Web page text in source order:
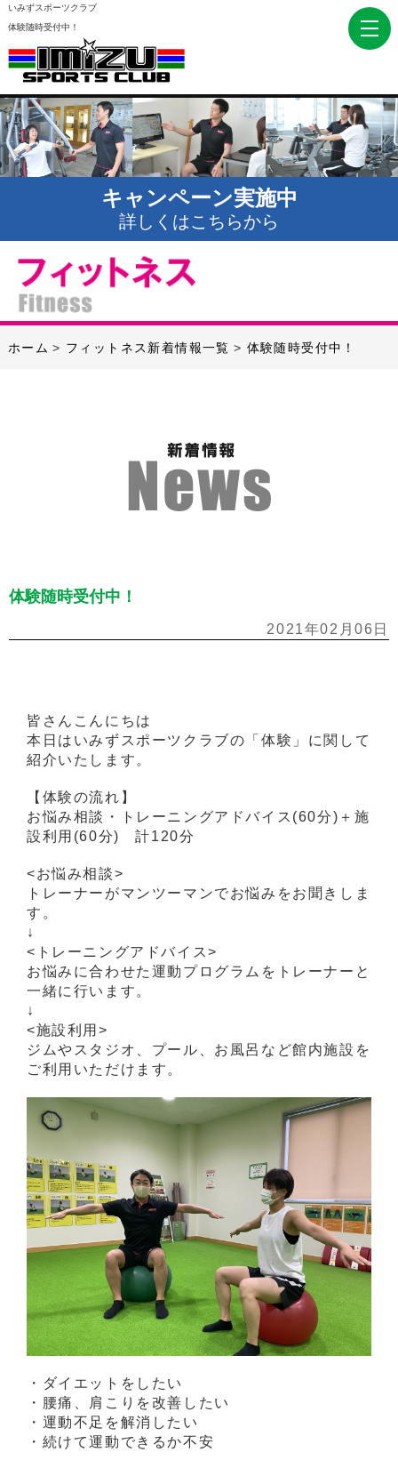
いみずスポーツクラブ
体験随時受付中！
キャンペーン実施中
詳しくはこちらから
ホーム フィットネス新着情報一覧 体験随時受付中！
体験随時受付中！
2021年02月06日
皆さんこんにちは
本日はいみずスポーツクラブの「体験」に関して
紹介いたします。
【体験の流れ】
お悩み相談・トレーニングアドバイス(60分)＋施
設利用(60分) 計120分
<お悩み相談>
トレーナーがマンツーマンでお悩みをお聞きしま
す。
↓
<トレーニングアドバイス>
お悩みに合わせた運動プログラムをトレーナーと
一緒に行います。
↓
<施設利用>
ジムやスタジオ、プール、お風呂など館内施設を
ご利用いただけます。
・ダイエットをしたい
・腰痛、肩こりを改善したい
・運動不足を解消したい
・続けて運動できるか不安